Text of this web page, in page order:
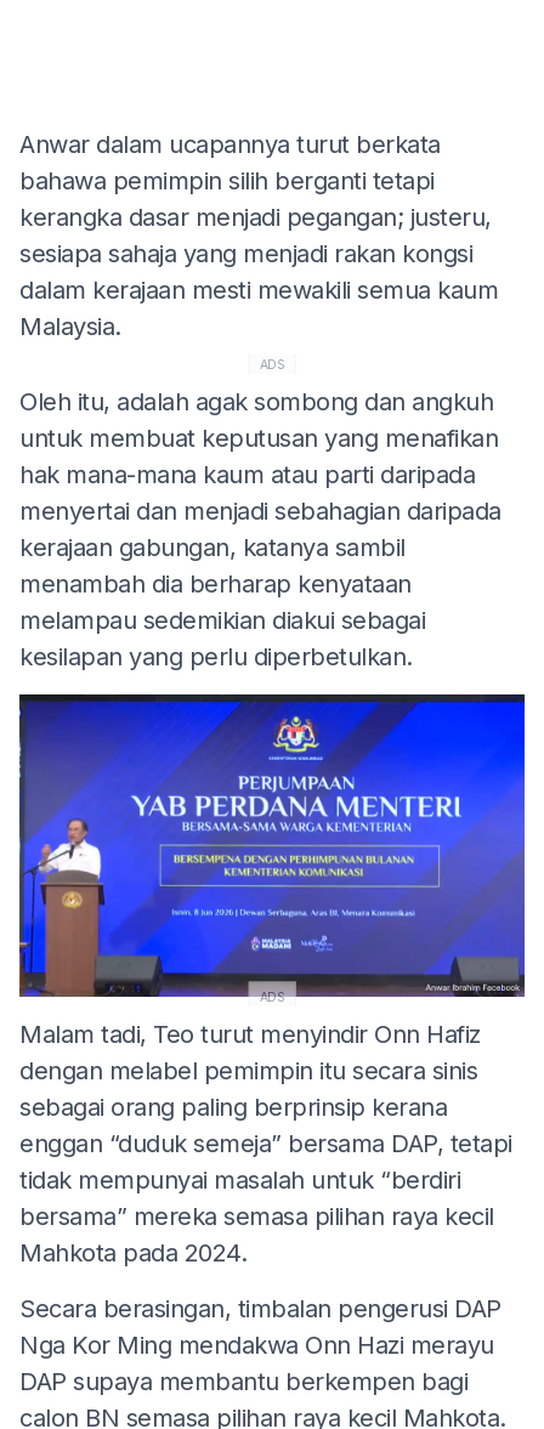
Anwar dalam ucapannya turut berkata
bahawa pemimpin silih berganti tetapi
kerangka dasar menjadi pegangan; justeru,
sesiapa sahaja yang menjadi rakan kongsi
dalam kerajaan mesti mewakili semua kaum
Malaysia.
ADS
Oleh itu, adalah agak sombong dan angkuh
untuk membuat keputusan yang menafikan
hak mana-mana kaum atau parti daripada
menyertai dan menjadi sebahagian daripada
kerajaan gabungan, katanya sambil
menambah dia berharap kenyataan
melampau sedemikian diakui sebagai
kesilapan yang perlu diperbetulkan.
ADS
Malam tadi, Teo turut menyindir Onn Hafiz
dengan melabel pemimpin itu secara sinis
sebagai orang paling berprinsip kerana
enggan “duduk semeja” bersama DAP, tetapi
tidak mempunyai masalah untuk “berdiri
bersama” mereka semasa pilihan raya kecil
Mahkota pada 2024.
Secara berasingan, timbalan pengerusi DAP
Nga Kor Ming mendakwa Onn Hazi merayu
DAP supaya membantu berkempen bagi
calon BN semasa pilihan raya kecil Mahkota.